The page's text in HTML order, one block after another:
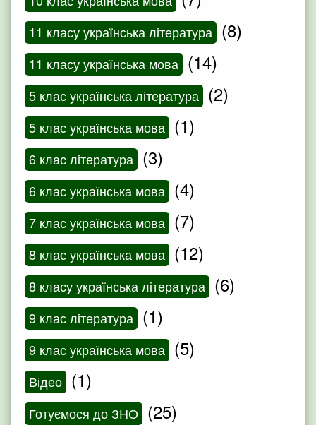
11 класу українська література (8)
11 класу українська мова (14)
5 клас українська література (2)
5 клас українська мова (1)
6 клас література (3)
6 клас українська мова (4)
7 клас українська мова (7)
8 клас українська мова (12)
8 класу українська література (6)
9 клас література (1)
9 клас українська мова (5)
Відео (1)
Готуємося до ЗНО (25)